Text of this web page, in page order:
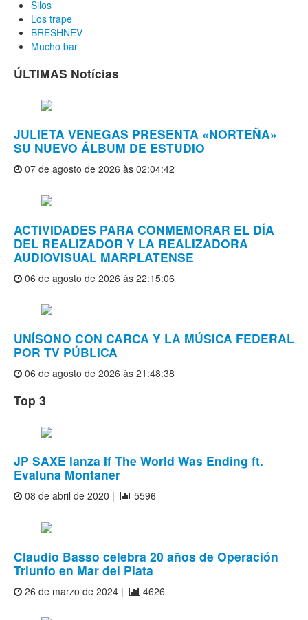
Silos
Los trape
BRESHNEV
Mucho bar
ÚLTIMAS Notícias
JULIETA VENEGAS PRESENTA «NORTEÑA»
SU NUEVO ÁLBUM DE ESTUDIO
07 de agosto de 2026 às 02:04:42
ACTIVIDADES PARA CONMEMORAR EL DÍA
DEL REALIZADOR Y LA REALIZADORA
AUDIOVISUAL MARPLATENSE
06 de agosto de 2026 às 22:15:06
UNÍSONO CON CARCA Y LA MÚSICA FEDERAL
POR TV PÚBLICA
06 de agosto de 2026 às 21:48:38
Top 3
JP SAXE lanza If The World Was Ending ft.
Evaluna Montaner
08 de abril de 2020 | 5596
Claudio Basso celebra 20 años de Operación
Triunfo en Mar del Plata
26 de marzo de 2024 | 4626